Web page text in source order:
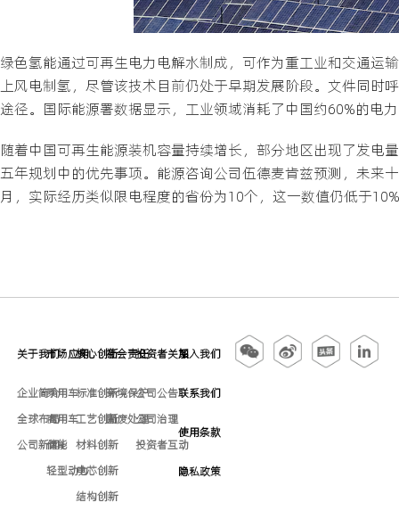
绿色氢能通过可再生电力电解水制成，可作为重工业和交通运
上风电制氢，尽管该技术目前仍处于早期发展阶段。文件同
途径。国际能源署数据显示，工业领域消耗了中国约60%的电
随着中国可再生能源装机容量持续增长，部分地区出现了发电
五年规划中的优先事项。能源咨询公司伍德麦肯兹预测，未来
月，实际经历类似限电程度的省份为10个，这一数值仍低于
关于我们
企业简介
全球布局
公司新闻
市场应用
乘用车
商用车
储能
轻型动力
核心创新
标准创新
工艺创新
材料创新
电芯创新
结构创新
社会责任
环境保护
固废处理
投资者关系
公司公告
公司治理
投资者互动
加入我们
联系我们
使用条款
隐私政策